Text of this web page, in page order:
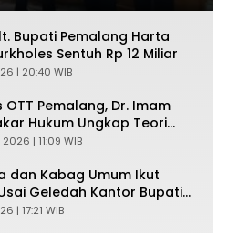
Bupati Pemalang Harta
Sentuh Rp 12 Miliar
| 20:40 WIB
OTT Pemalang, Dr. Imam
Hukum Ungkap Teori
| 11:09 WIB
dan Kabag Umum Ikut
Geledah Kantor Bupati
| 17:21 WIB